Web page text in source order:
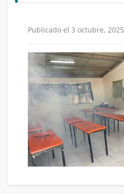
Publicado el 3 octubre, 2025